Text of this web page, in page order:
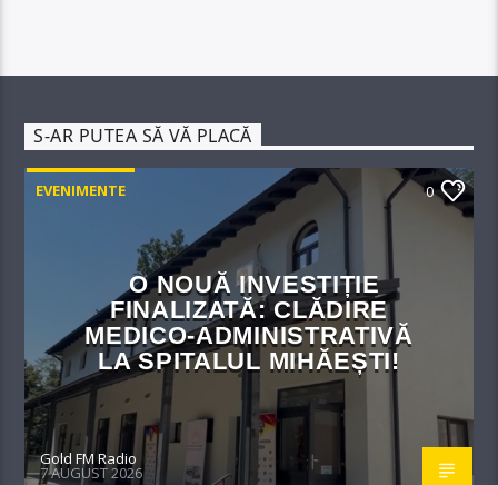
S-AR PUTEA SĂ VĂ PLACĂ
EVENIMENTE 0
O NOUĂ INVESTIȚIE
FINALIZATĂ: CLĂDIRE
MEDICO-ADMINISTRATIVĂ
LA SPITALUL MIHĂEȘTI!​
Gold FM Radio
7 AUGUST 2026